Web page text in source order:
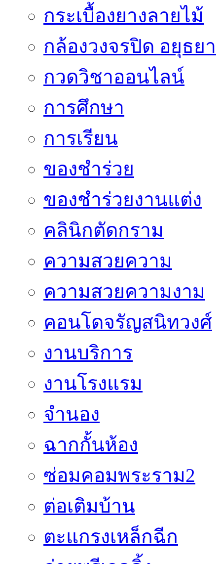
กระเบื้องยางลายไม้
กล้องวงจรปิด อยุธยา
กวดวิชาออนไลน์
การศึกษา
การเรียน
ของชำร่วย
ของชำร่วยงานแต่ง
คลินิกตัดกราม
ความสวยความ
ความสวยความงาม
คอนโดจรัญสนิทวงศ์
งานบริการ
งานโรงแรม
จำนอง
ฉากกั้นห้อง
ซ่อมคอมพระราม2
ต่อเติมบ้าน
ตะแกรงเหล็กฉีก